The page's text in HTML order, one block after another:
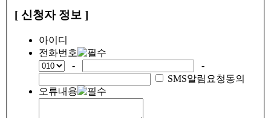
[ 신청자 정보 ]
아이디
전화번호
-
-
SMS알림요청동의
오류내용